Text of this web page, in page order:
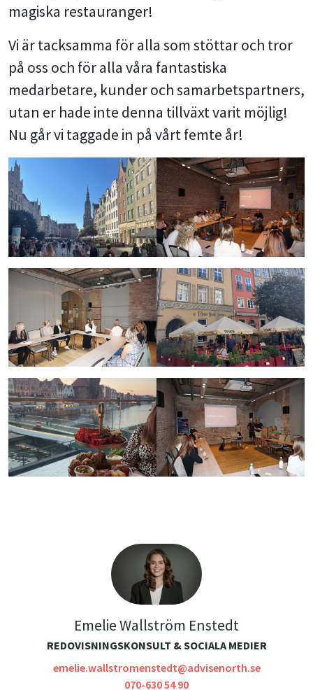
magiska restauranger!
Vi är tacksamma för alla som stöttar och tror
på oss och för alla våra fantastiska
medarbetare, kunder och samarbetspartners,
utan er hade inte denna tillväxt varit möjlig!
Nu går vi taggade in på vårt femte år!
Emelie Wallström Enstedt
REDOVISNINGSKONSULT & SOCIALA MEDIER
emelie.wallstromenstedt@advisenorth.se
070-630 54 90